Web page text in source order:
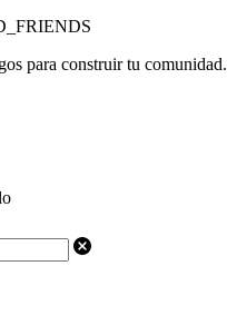
para construir tu comunidad.